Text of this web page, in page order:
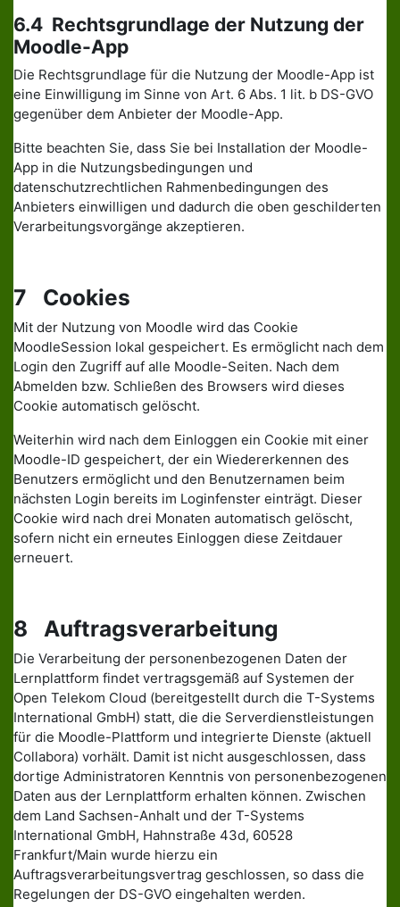
6.4 Rechtsgrundlage der Nutzung der
Moodle-App
Die Rechtsgrundlage für die Nutzung der Moodle-App ist
eine Einwilligung im Sinne von Art. 6 Abs. 1 lit. b DS-GVO
gegenüber dem Anbieter der Moodle-App.
Bitte beachten Sie, dass Sie bei Installation der Moodle-
App in die Nutzungsbedingungen und
datenschutzrechtlichen Rahmenbedingungen des
Anbieters einwilligen und dadurch die oben geschilderten
Verarbeitungsvorgänge akzeptieren.
7 Cookies
Mit der Nutzung von Moodle wird das Cookie
MoodleSession lokal gespeichert. Es ermöglicht nach dem
Login den Zugriff auf alle Moodle-Seiten. Nach dem
Abmelden bzw. Schließen des Browsers wird dieses
Cookie automatisch gelöscht.
Weiterhin wird nach dem Einloggen ein Cookie mit einer
Moodle-ID gespeichert, der ein Wiedererkennen des
Benutzers ermöglicht und den Benutzernamen beim
nächsten Login bereits im Loginfenster einträgt. Dieser
Cookie wird nach drei Monaten automatisch gelöscht,
sofern nicht ein erneutes Einloggen diese Zeitdauer
erneuert.
8 Auftragsverarbeitung
Die Verarbeitung der personenbezogenen Daten der
Lernplattform findet vertragsgemäß auf Systemen der
Open Telekom Cloud (bereitgestellt durch die T-Systems
International GmbH) statt, die die Serverdienstleistungen
für die Moodle-Plattform und integrierte Dienste (aktuell
Collabora) vorhält. Damit ist nicht ausgeschlossen, dass
dortige Administratoren Kenntnis von personenbezogenen
Daten aus der Lernplattform erhalten können. Zwischen
dem Land Sachsen-Anhalt und der T-Systems
International GmbH, Hahnstraße 43d, 60528
Frankfurt/Main wurde hierzu ein
Auftragsverarbeitungsvertrag geschlossen, so dass die
Regelungen der DS-GVO eingehalten werden.